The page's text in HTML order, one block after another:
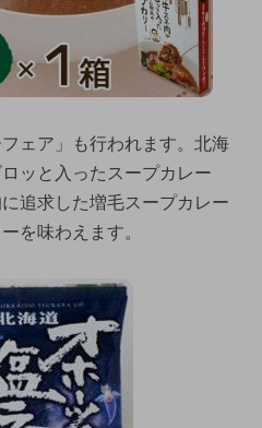
ェア」も行われます。北海
ッと入ったスープカレー
追求した増毛スープカレー
を味わえます。